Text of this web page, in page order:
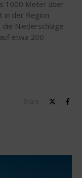
1000 Meter über
in der Region
die Niederschläge
etwa 200
Share